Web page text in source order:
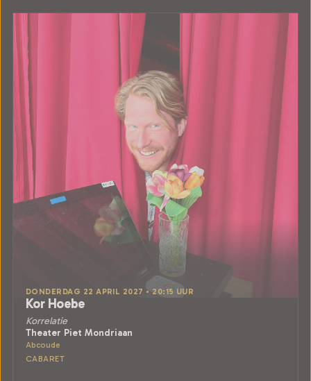
DONDERDAG 22 APRIL 2027 • 20:15 UUR
Kor Hoebe
Korrelatie
Theater Piet Mondriaan
Abcoude
CABARET